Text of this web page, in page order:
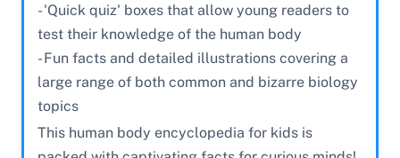
- 'Quick quiz' boxes that allow young readers to
test their knowledge of the human body
- Fun facts and detailed illustrations covering a
large range of both common and bizarre biology
topics
This human body encyclopedia for kids is